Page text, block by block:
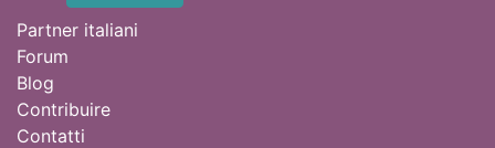
Partner italiani
Forum
Blog
Contribuire
Contatti